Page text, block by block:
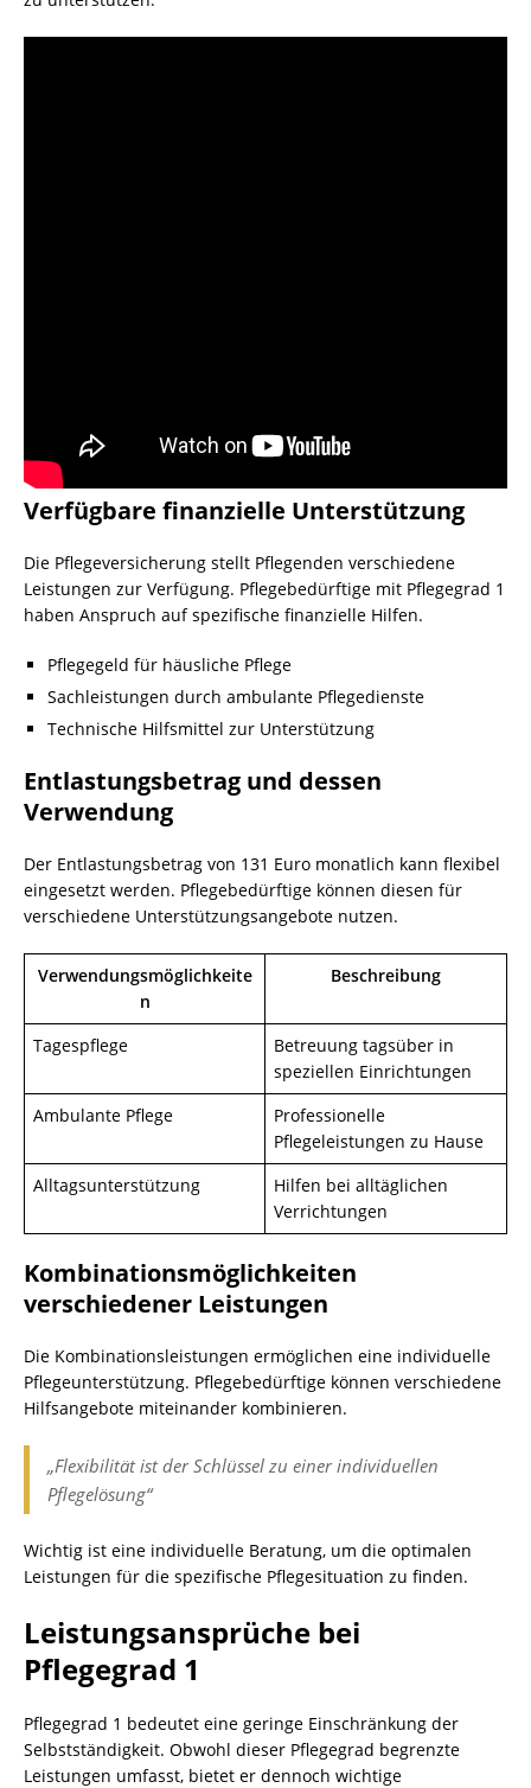
Verfügbare finanzielle Unterstützung
Die Pflegeversicherung stellt Pflegenden verschiedene
Leistungen zur Verfügung. Pflegebedürftige mit Pflegegrad 1
haben Anspruch auf spezifische finanzielle Hilfen.
Pflegegeld für häusliche Pflege
Sachleistungen durch ambulante Pflegedienste
Technische Hilfsmittel zur Unterstützung
Entlastungsbetrag und dessen
Verwendung
Der Entlastungsbetrag von 131 Euro monatlich kann flexibel
eingesetzt werden. Pflegebedürftige können diesen für
verschiedene Unterstützungsangebote nutzen.
Verwendungsmöglichkeite
n
Beschreibung
Tagespflege
Betreuung tagsüber in
speziellen Einrichtungen
Ambulante Pflege
Professionelle
Pflegeleistungen zu Hause
Alltagsunterstützung
Hilfen bei alltäglichen
Verrichtungen
Kombinationsmöglichkeiten
verschiedener Leistungen
Die Kombinationsleistungen ermöglichen eine individuelle
Pflegeunterstützung. Pflegebedürftige können verschiedene
Hilfsangebote miteinander kombinieren.
„Flexibilität ist der Schlüssel zu einer individuellen
Pflegelösung“
Wichtig ist eine individuelle Beratung, um die optimalen
Leistungen für die spezifische Pflegesituation zu finden.
Leistungsansprüche bei
Pflegegrad 1
Pflegegrad 1 bedeutet eine geringe Einschränkung der
Selbstständigkeit. Obwohl dieser Pflegegrad begrenzte
Leistungen umfasst, bietet er dennoch wichtige